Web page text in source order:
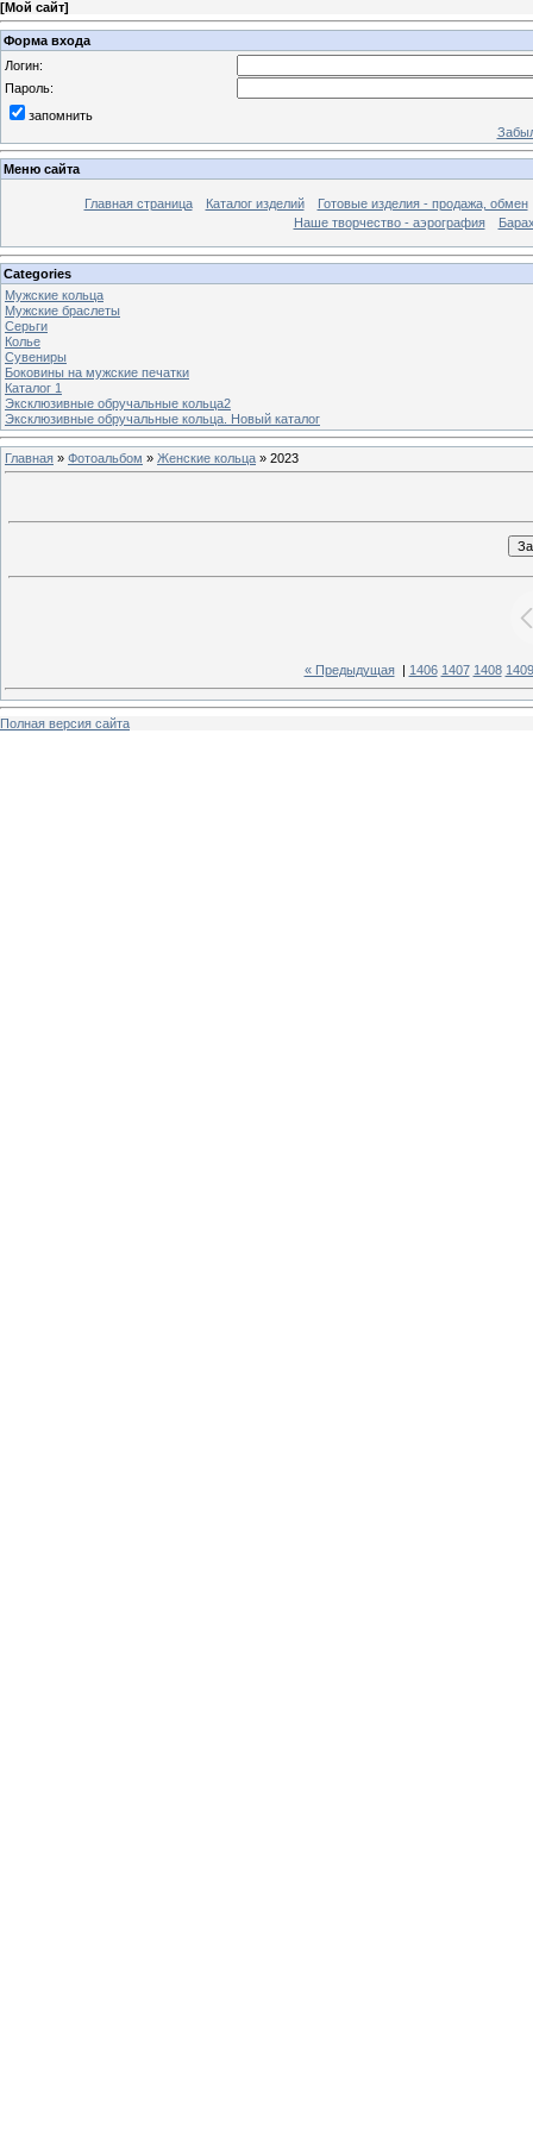
[Мой сайт]
Форма входа
Логин:
Пароль:
запомнить
Меню сайта
Главная страница Каталог изделий
Готовые изделия - продажа, обмен
Наше творчество - аэрография
Categories
Мужские кольца
Мужские браслеты
Серьги
Колье
Сувениры
Боковины на мужские печатки
Каталог 1
Эксклюзивные обручальные кольца2
Эксклюзивные обручальные кольца. Новый каталог
Главная » Фотоальбом » Женские кольца » 2023
« Предыдущая| 1406 1407 1408 1409
Полная версия сайта